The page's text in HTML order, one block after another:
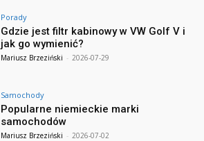
Porady
Gdzie jest filtr kabinowy w VW Golf V i
jak go wymienić?
Mariusz Brzeziński - 2026-07-29
Samochody
Popularne niemieckie marki
samochodów
Mariusz Brzeziński - 2026-07-02